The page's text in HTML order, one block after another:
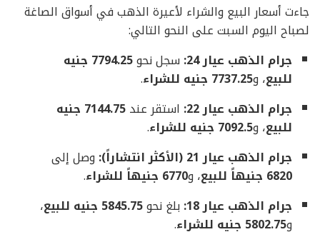
جاءت أسعار البيع والشراء لأعيرة الذهب في أسواق الصاغة
لصباح اليوم السبت على النحو التالي:
جرام الذهب عيار 24:
سجل نحو
7794.25 جنيه
للبيع، و7737.25 جنيه للشراء
.
جرام الذهب عيار 22:
استقر عند
7144.75 جنيه
للبيع، و7092.5 جنيه للشراء
.
جرام الذهب عيار 21 (الأكثر انتشاراً):
وصل إلى
6820 جنيهاً للبيع
، و6770 جنيهاً للشراء
.
جرام الذهب عيار 18:
بلغ نحو5845.75 جنيه للبيع
،
و5802.75 جنيه للشراء .